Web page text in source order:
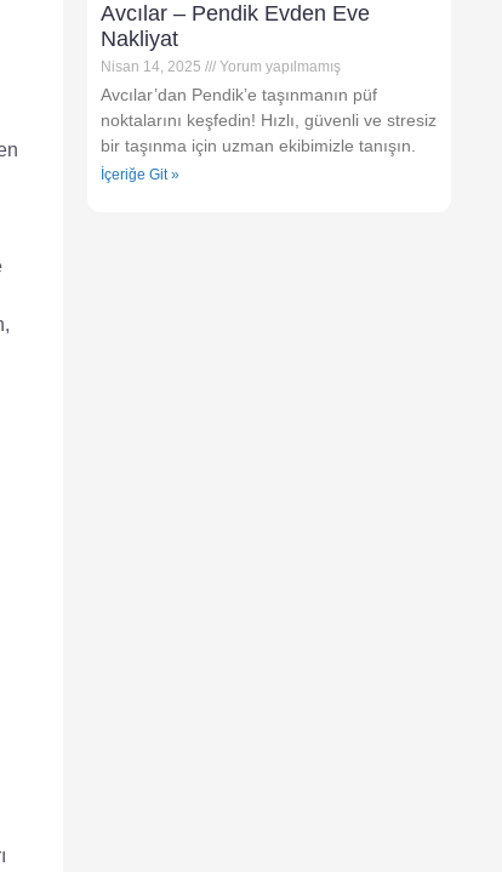
Avcılar – Pendik Evden Eve
Nakliyat
Nisan 14, 2025 Yorum yapılmamış
Avcılar’dan Pendik’e taşınmanın püf
noktalarını keşfedin! Hızlı, güvenli ve stresiz
bir taşınma için uzman ekibimizle tanışın.
İçeriğe Git »